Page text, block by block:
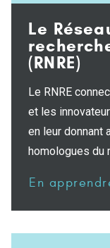
Le
(RNRE)
Le RNRE
et les
en leur donnant
homologues du
En